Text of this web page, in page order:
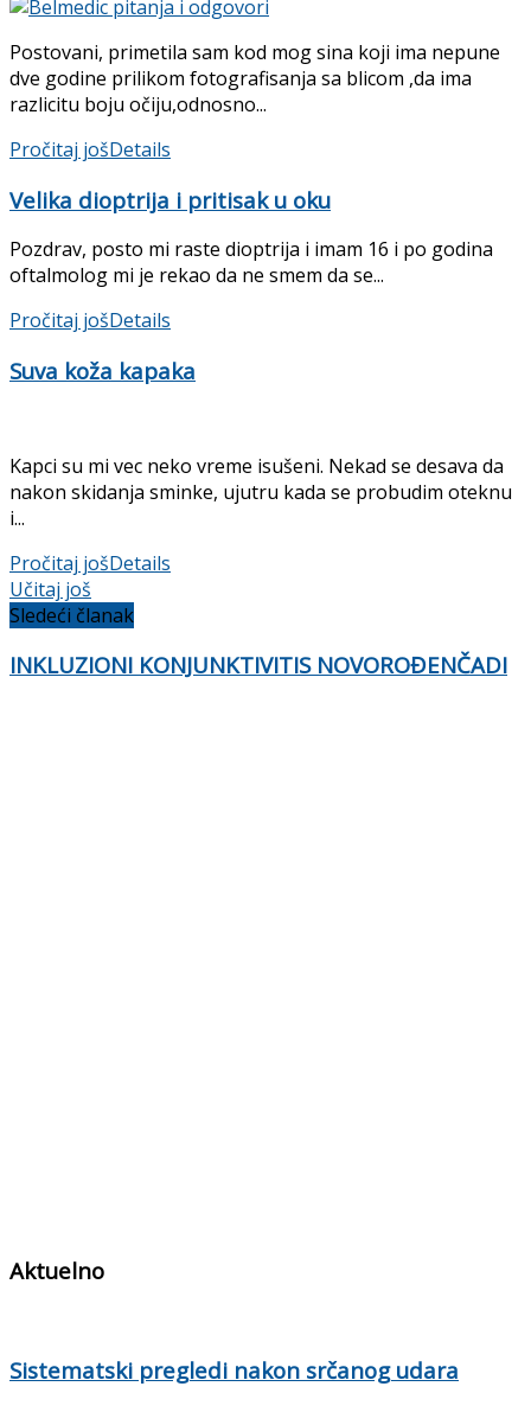
Postovani, primetila sam kod mog sina koji ima nepune
dve godine prilikom fotografisanja sa blicom ,da ima
razlicitu boju očiju,odnosno...
Pročitaj jošDetails
Velika dioptrija i pritisak u oku
Pozdrav, posto mi raste dioptrija i imam 16 i po godina
oftalmolog mi je rekao da ne smem da se...
Pročitaj jošDetails
Suva koža kapaka
Kapci su mi vec neko vreme isušeni. Nekad se desava da
nakon skidanja sminke, ujutru kada se probudim oteknu
i...
Pročitaj jošDetails
Učitaj još
Sledeći članak
INKLUZIONI KONJUNKTIVITIS NOVOROĐENČADI
Aktuelno
Sistematski pregledi nakon srčanog udara